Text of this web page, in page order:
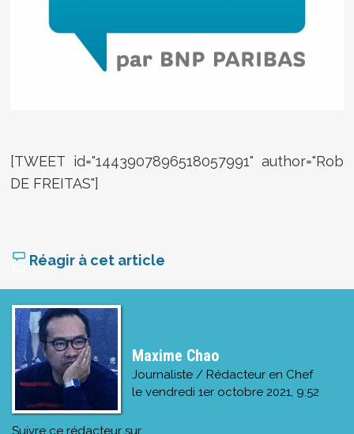
[TWEET id="1443907896518057991" author="Rob
DE FREITAS"]
Réagir à cet article
Maxime Chao
Journaliste / Rédacteur en Chef
le vendredi 1er octobre 2021, 9:52